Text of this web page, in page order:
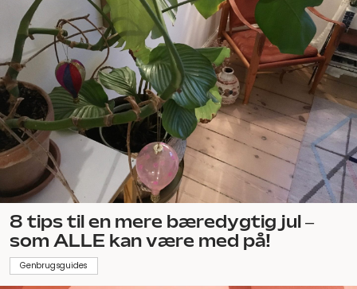
8 tips til en mere bæredygtig jul –
som ALLE kan være med på!
Genbrugsguides